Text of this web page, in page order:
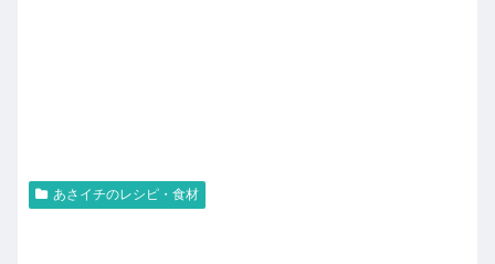
あさイチのレシピ・食材